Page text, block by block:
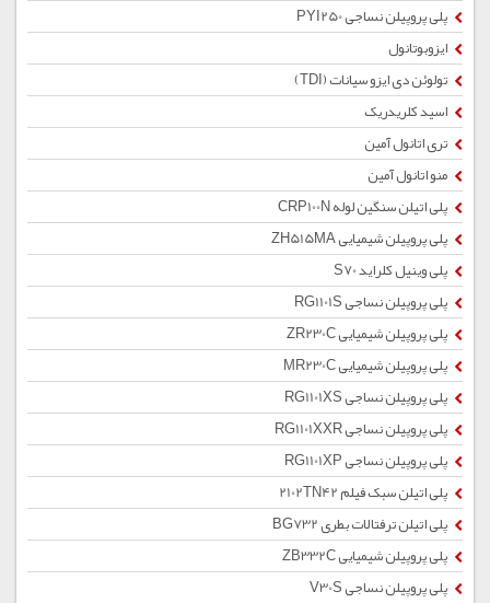
پلی پروپیلن نساجی PYI250
ایزوبوتانول
تولوئن دی ایزو سیانات (TDI)
اسید کلریدریک
تری اتانول آمین
منو اتانول آمین
پلی اتیلن سنگین لوله CRP100N
پلی پروپیلن شیمیایی ZH515MA
پلی وینیل کلراید S70
پلی پروپیلن نساجی RG1101S
پلی پروپیلن شیمیایی ZR230C
پلی پروپیلن شیمیایی MR230C
پلی پروپیلن نساجی RG1101XS
پلی پروپیلن نساجی RG1101XXR
پلی پروپیلن نساجی RG1101XP
پلی اتیلن سبک فیلم 2102TN42
پلی اتیلن ترفتالات بطری BG732
پلی پروپیلن شیمیایی ZB332C
پلی پروپیلن نساجی V30S